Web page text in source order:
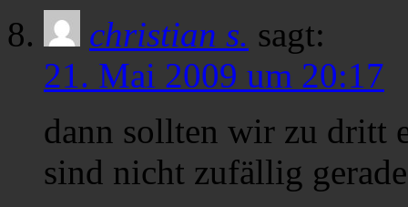
christian s. sagt:
21. Mai 2009 um 20:17
dann sollten wir zu dritt
sind nicht zufällig